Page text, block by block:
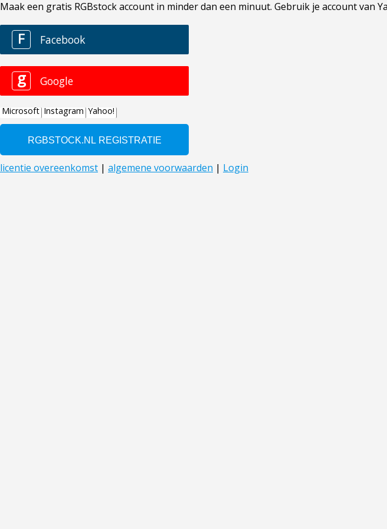
Maak een gratis RGBstock account in minder dan een minuut. Gebruik je account van
F Facebook
g Google
Microsoft Instagram Yahoo!
licentie overeenkomst | algemene voorwaarden | Login